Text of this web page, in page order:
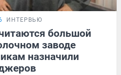
ИНТЕРВЬЮ
большой
заводе
назначили